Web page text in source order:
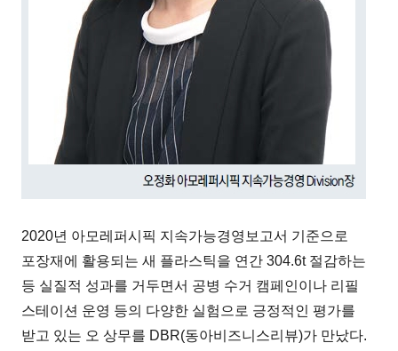
2020년 아모레퍼시픽 지속가능경영보고서 기준으로
포장재에 활용되는 새 플라스틱을 연간 304.6t 절감하는
등 실질적 성과를 거두면서 공병 수거 캠페인이나 리필
스테이션 운영 등의 다양한 실험으로 긍정적인 평가를
받고 있는 오 상무를 DBR(동아비즈니스리뷰)가 만났다.